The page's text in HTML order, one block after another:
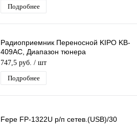
Подробнее
Радиоприемник Переносной KIPO KB-
409AC, Диапазон тюнера
AM/FM/TV/SW1-2, Питание 220В
747,5 руб. / шт
Подробнее
Fepe FP-1322U р/п сетев.(USB)/30